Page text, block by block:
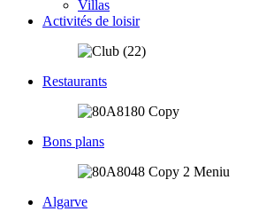
Villas
Activités de loisir
Restaurants
Bons plans
Algarve